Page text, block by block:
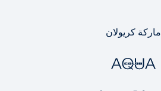
ماركة كريولان